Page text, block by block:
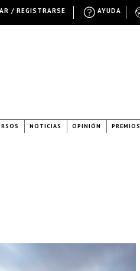
NOTICIAS OPINIÓN PREMIOS
AYUDA
/ REGISTRARSE